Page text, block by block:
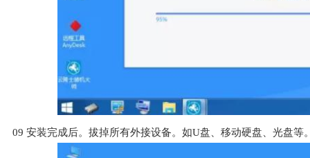
09 安装完成后。拔掉所有外接设备。如U盘、移动硬盘、光盘等